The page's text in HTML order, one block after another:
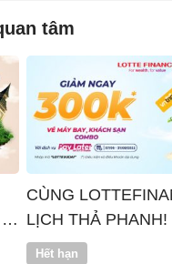
tâm
CÙNG
LỊCH THẢ PHANH!
Hết hạn